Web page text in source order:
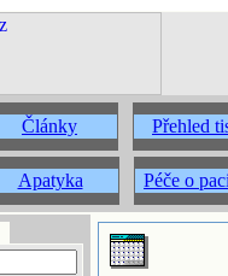
Články Přehled
Apatyka Péče o